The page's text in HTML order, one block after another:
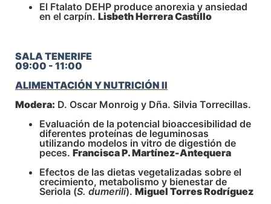
El Ftalato DEHP produce anorexia y ansiedad
en el carpín. Lisbeth Herrera Castillo
SALA TENERIFE
09:00 - 11:00
ALIMENTACIÓN Y NUTRICIÓN II
Modera: D. Oscar Monroig y Dña. Silvia Torrecillas.
Evaluación de la potencial bioaccesibilidad de
diferentes proteínas de leguminosas
utilizando modelos in vitro de digestión de
peces. Francisca P. Martínez-Antequera
Efectos de las dietas vegetalizadas sobre el
crecimiento, metabolismo y bienestar de
Seriola (S. dumerili). Miguel Torres Rodríguez